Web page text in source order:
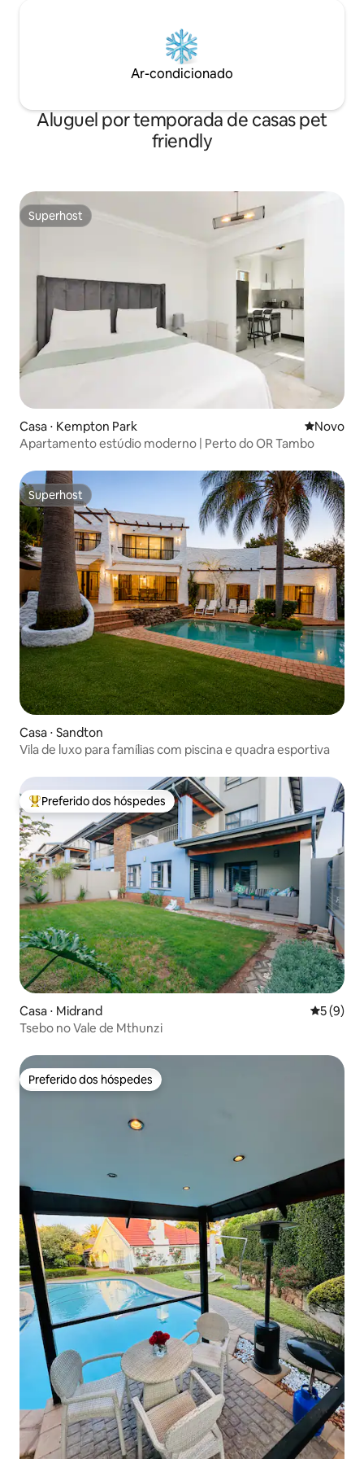
Ar-condicionado
Aluguel por temporada de casas pet
friendly
Superhost
Superhost
Casa ⋅ Kempton Park Novo
Novo
Apartamento estúdio moderno | Perto do OR Tambo
Superhost
Superhost
Casa ⋅ Sandton
Vila de luxo para famílias com piscina e quadra esportiva
Entre os melhores preferidos dos hóspedes
Preferido dos hóspedes
Casa ⋅ Midrand 5 de
5 (9)
Tsebo no Vale de Mthunzi
Preferido dos hóspedes
Preferido dos hóspedes